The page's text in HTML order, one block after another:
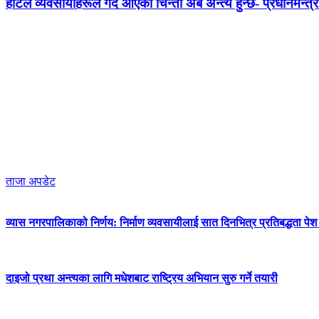
ताजा अपडेट
व्यास नगरपालिकाको निर्णय: निर्माण व्यवसायीलाई सात दिनभित्र प्रतिबद्धता पेश
दाइजो प्रथा अन्त्यका लागि मधेशबाट राष्ट्रिय अभियान सुरु गर्ने तयारी